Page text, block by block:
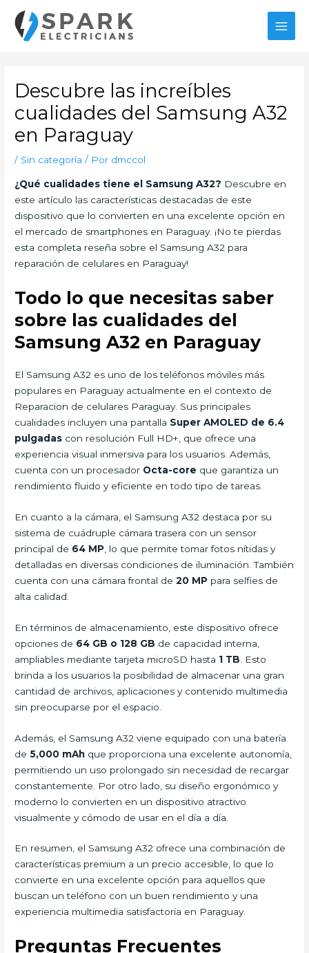
contenido
Descubre las increíbles
cualidades del Samsung A32
en Paraguay
/ Sin categoría / Por dmccol
¿Qué cualidades tiene el Samsung A32? Descubre en
este artículo las características destacadas de este
dispositivo que lo convierten en una excelente opción en
el mercado de smartphones en Paraguay. ¡No te pierdas
esta completa reseña sobre el Samsung A32 para
reparación de celulares en Paraguay!
Todo lo que necesitas saber
sobre las cualidades del
Samsung A32 en Paraguay
El Samsung A32 es uno de los teléfonos móviles más
populares en Paraguay actualmente en el contexto de
Reparacion de celulares Paraguay. Sus principales
cualidades incluyen una pantalla Super AMOLED de 6.4
pulgadas con resolución Full HD+, que ofrece una
experiencia visual inmersiva para los usuarios. Además,
cuenta con un procesador Octa-core que garantiza un
rendimiento fluido y eficiente en todo tipo de tareas.
En cuanto a la cámara, el Samsung A32 destaca por su
sistema de cuádruple cámara trasera con un sensor
principal de 64 MP , lo que permite tomar fotos nítidas y
detalladas en diversas condiciones de iluminación. También
cuenta con una cámara frontal de20 MP para selfies de
alta calidad.
En términos de almacenamiento, este dispositivo ofrece
opciones de 64 GB o 128 GB de capacidad interna,
ampliables mediante tarjeta microSD hasta 1 TB . Esto
brinda a los usuarios la posibilidad de almacenar una gran
cantidad de archivos, aplicaciones y contenido multimedia
sin preocuparse por el espacio.
Además, el Samsung A32 viene equipado con una batería
de5,000 mAh que proporciona una excelente autonomía,
permitiendo un uso prolongado sin necesidad de recargar
constantemente. Por otro lado, su diseño ergonómico y
moderno lo convierten en un dispositivo atractivo
visualmente y cómodo de usar en el día a día.
En resumen, el Samsung A32 ofrece una combinación de
características premium a un precio accesible, lo que lo
convierte en una excelente opción para aquellos que
buscan un teléfono con un buen rendimiento y una
experiencia multimedia satisfactoria en Paraguay.
Preguntas Frecuentes